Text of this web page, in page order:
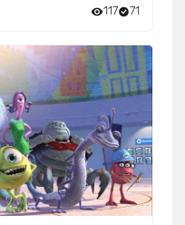
117 71